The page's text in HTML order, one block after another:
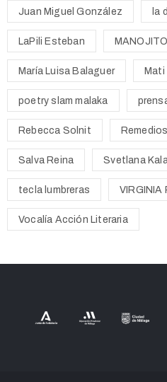
Juan Miguel González la
LaPili Esteban
María Luisa Balaguer
poetry slam malaka
Rebecca Solnit
Salva Reina Svetlana
tecla lumbreras VIRGINIA
Vocalía Acción Literaria